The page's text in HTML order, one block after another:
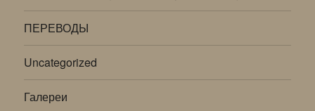
ПЕРЕВОДЫ
Uncategorized
Галереи